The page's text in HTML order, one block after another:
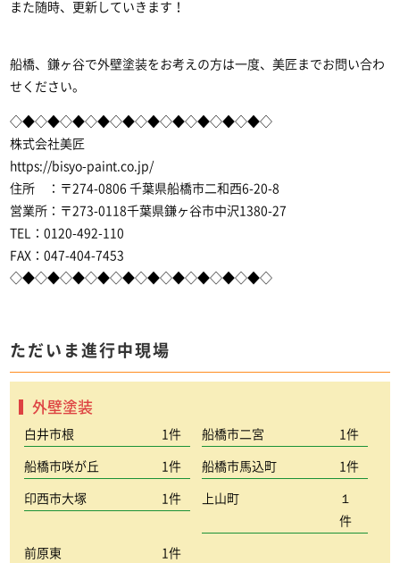
また随時、更新していきます！
船橋、鎌ヶ谷で外壁塗装をお考えの方は一度、美匠までお問い合わ
せください。
◇◆◇◆◇◆◇◆◇◆◇◆◇◆◇◆◇◆◇◆◇
株式会社美匠
https://bisyo-paint.co.jp/
住所 ：〒274-0806 千葉県船橋市二和西6-20-8
営業所：〒273-0118千葉県鎌ヶ谷市中沢1380-27
TEL：0120-492-110
FAX：047-404-7453
◇◆◇◆◇◆◇◆◇◆◇◆◇◆◇◆◇◆◇◆◇
ただいま進行中現場
外壁塗装
白井市根 1件 船橋市二宮 1件
船橋市咲が丘 1件 船橋市馬込町 1件
印西市大塚 1件 上山町
１
件
前原東 1件